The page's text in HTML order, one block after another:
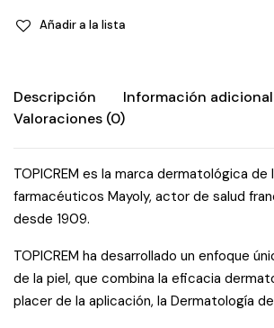
Añadir a la lista
Descripción
Información adicional
Valoraciones (0)
TOPICREM es la marca dermatológica
farmacéuticos Mayoly, actor de salud
desde 1909.
TOPICREM ha desarrollado un enfoque
de la piel, que combina la eficacia
placer de la aplicación, la Dermatología